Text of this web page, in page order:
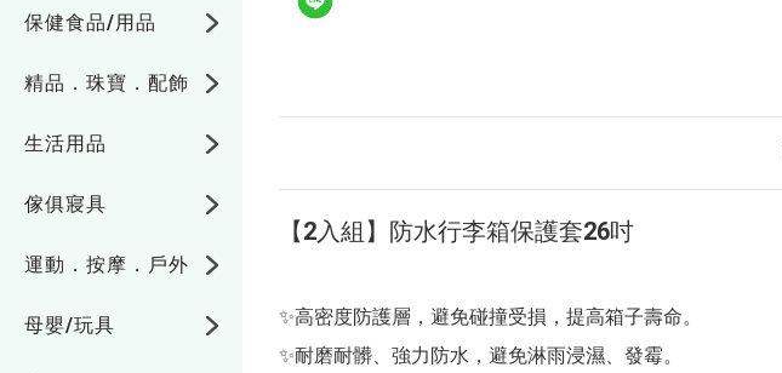
保健食品/用品
精品．珠寶．配飾
生活用品
傢俱寢具
運動．按摩．戶外
母嬰/玩具
【2入組】防水行李箱保護套26吋
✨高密度防護層，避免碰撞受損，提高箱子壽命。
✨耐磨耐髒、強力防水，避免淋雨浸濕、發霉。